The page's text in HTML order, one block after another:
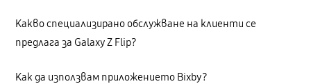
Какво специализирано обслужване на клиенти се
предлага за Galaxy Z Flip?
Как да използвам приложението Bixby?